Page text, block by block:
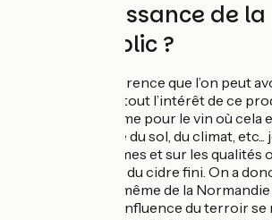
méconnaissance de
grand public ?
La première différence que l’on peut
cidres, et qui fait tout l’intérêt de ce
. Comme pour le vin où cela
décrit, l’influence du sol, du climat,
variétés de pommes et sur les
(le goût, l’odeur...) du cidre fini. On a
terroirs, au sein même de la
Bretagne. Cette influence du terroir